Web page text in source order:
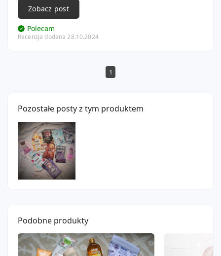
Zobacz post
Polecam
Recenzja dodana 28.10.2024
1
Pozostałe posty z tym produktem
Podobne produkty